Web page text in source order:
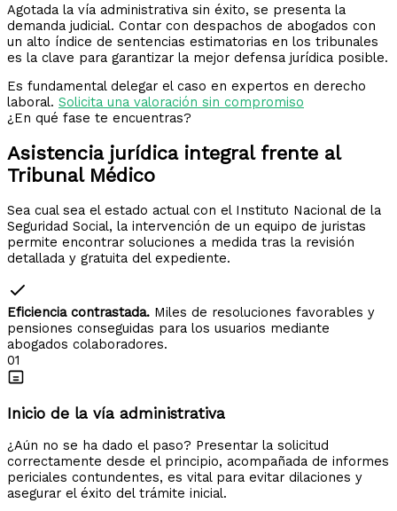
Agotada la vía administrativa sin éxito, se presenta la
demanda judicial. Contar con despachos de abogados con
un alto índice de sentencias estimatorias en los tribunales
es la clave para garantizar la mejor defensa jurídica posible.
Es fundamental delegar el caso en expertos en derecho
laboral. Solicita una valoración sin compromiso
¿En qué fase te encuentras?
Asistencia jurídica integral frente al
Tribunal Médico
Sea cual sea el estado actual con el Instituto Nacional de la
Seguridad Social, la intervención de un equipo de juristas
permite encontrar soluciones a medida tras la revisión
detallada y gratuita del expediente.
Eficiencia contrastada. Miles de resoluciones favorables y
pensiones conseguidas para los usuarios mediante
abogados colaboradores.
01
Inicio de la vía administrativa
¿Aún no se ha dado el paso? Presentar la solicitud
correctamente desde el principio, acompañada de informes
periciales contundentes, es vital para evitar dilaciones y
asegurar el éxito del trámite inicial.